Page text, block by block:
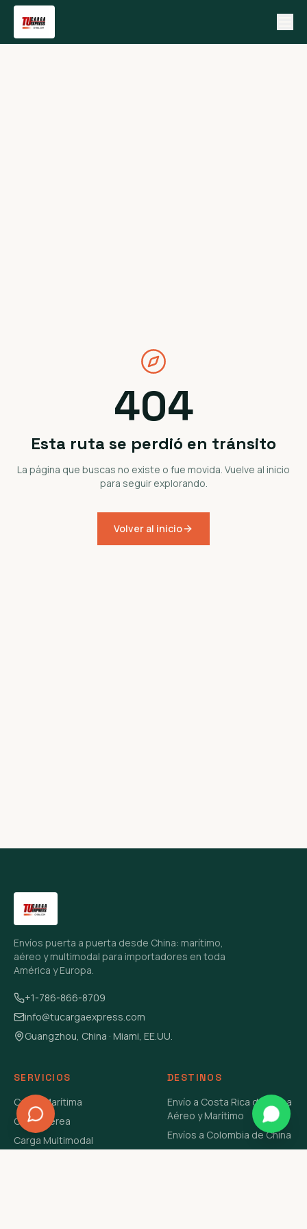
404
Esta ruta se perdió en tránsito
La página que buscas no existe o fue movida. Vuelve al inicio
para seguir explorando.
Volver al inicio
Envíos puerta a puerta desde China: marítimo,
aéreo y multimodal para importadores en toda
América y Europa.
+1-786-866-8709
info@tucargaexpress.com
Guangzhou, China · Miami, EE.UU.
SERVICIOS
Carga Marítima
Carga Aérea
Carga Multimodal
DESTINOS
Envío a Costa Rica de China
Aéreo y Marítimo
Envíos a Colombia de China